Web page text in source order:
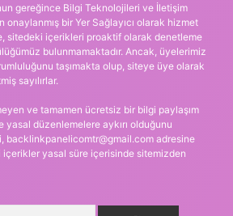
gereğince Bilgi Teknolojileri ve İletişim
onaylanmış bir Yer Sağlayıcı olarak hizmet
sitedeki içerikleri proaktif olarak denetleme
bulunmamaktadır. Ancak, üyelerimiz
taşımakta olup, siteye üye olarak
sayılırlar.
ve tamamen ücretsiz bir bilgi paylaşım
yasal düzenlemelere aykırı olduğunu
backlinkpanelicomtr@gmail.com adresine
yasal süre içerisinde sitemizden